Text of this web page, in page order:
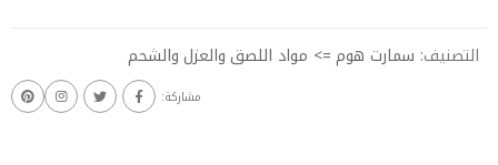
التصنيف: سمارت هوم => مواد اللصق والعزل والشحم
مشاركة: